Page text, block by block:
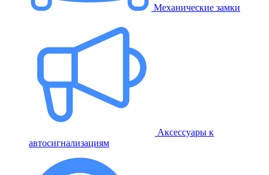
Механические замки
Аксессуары к
автосигнализациям